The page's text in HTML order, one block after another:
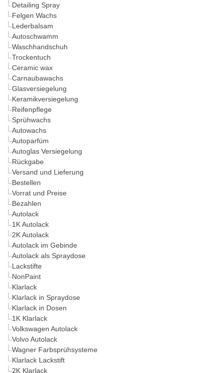
Detailing Spray
Felgen Wachs
Lederbalsam
Autoschwamm
Waschhandschuh
Trockentuch
Ceramic wax
Carnaubawachs
Glasversiegelung
Keramikversiegelung
Reifenpflege
Sprühwachs
Autowachs
Autoparfüm
Autoglas Versiegelung
Rückgabe
Versand und Lieferung
Bestellen
Vorrat und Preise
Bezahlen
Autolack
1K Autolack
2K Autolack
Autolack im Gebinde
Autolack als Spraydose
Lackstifte
NonPaint
Klarlack
Klarlack in Spraydose
Klarlack in Dosen
1K Klarlack
Volkswagen Autolack
Volvo Autolack
Wagner Farbsprühsysteme
Klarlack Lackstift
2K Klarlack